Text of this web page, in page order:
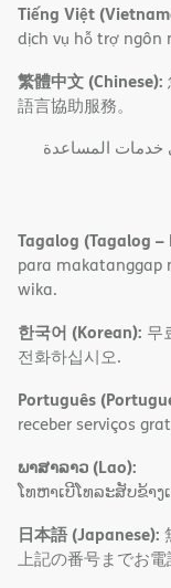
Tiếng Việt
dịch vụ hỗ trợ ngôn
繁體中文 (Chinese):
語言協助服務。
ﺧﺪﻣﺎت اﻟﻤﺴﺎﻋﺪة
Tagalog (Tagalog –
para makatanggap
wika.
한국어 (Korean): 무
전화하십시오.
Português
receber serviços
ພາສາລາວ (Lao):
ໂທຫາເບີໂທລະສັບຂ້າ
日本語 (Japanese):
上記の番号までお電